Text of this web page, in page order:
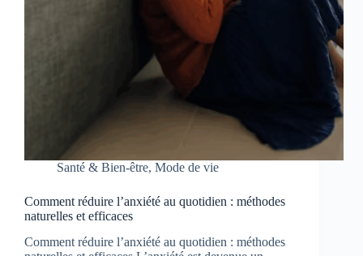
Santé & Bien-être, Mode de vie
Comment réduire l’anxiété au quotidien : méthodes
naturelles et efficaces
Comment réduire l’anxiété au quotidien : méthodes